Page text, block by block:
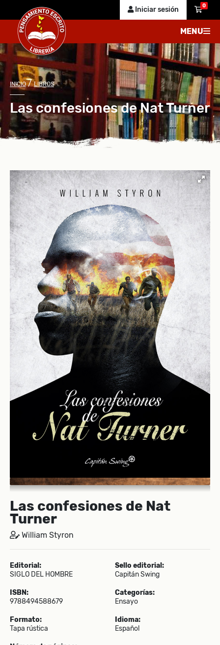
Iniciar sesión 0
MENU
INICIO/LIBROS
Las confesiones de Nat Turner
Las confesiones de Nat
Turner
William Styron
Editorial:
SIGLO DEL HOMBRE
Sello editorial:
Capitán Swing
ISBN:
9788494588679
Categorías:
Ensayo
Formato:
Tapa rústica
Idioma:
Español